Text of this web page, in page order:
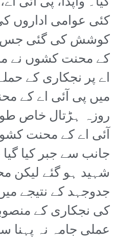
کئی عوامی اداروں
کوشش کی گئی جس
کے محنت کشوں نے
میں پی آئی اے کے
روزہ ہڑتال خاص
آئی اے کے محنت
جانب سے جبر کیا
شہید ہو گئے
جدوجہد کے نتیجے
کی نجکاری کے
عملی جامہ نہ پہنا